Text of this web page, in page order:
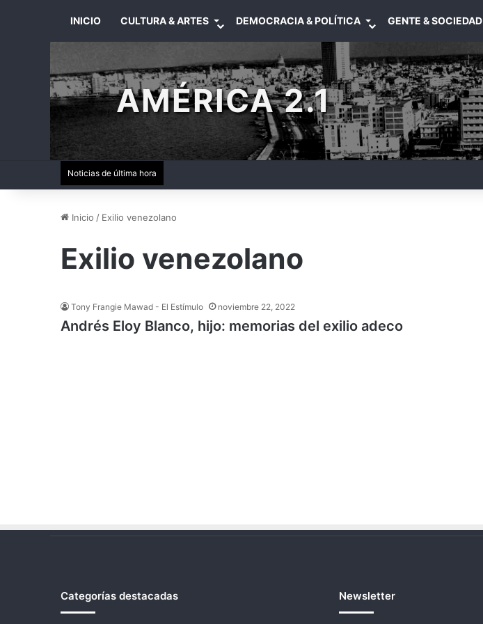
INICIO CULTURA & ARTES DEMOCRACIA & POLÍTICA GENTE & SOCIEDAD
AMÉRICA 2.1
Noticias de última hora
Inicio / Exilio venezolano
Exilio venezolano
Tony Frangie Mawad - El Estímulo noviembre 22, 2022
Andrés Eloy Blanco, hijo: memorias del exilio adeco
Categorías destacadas Newsletter